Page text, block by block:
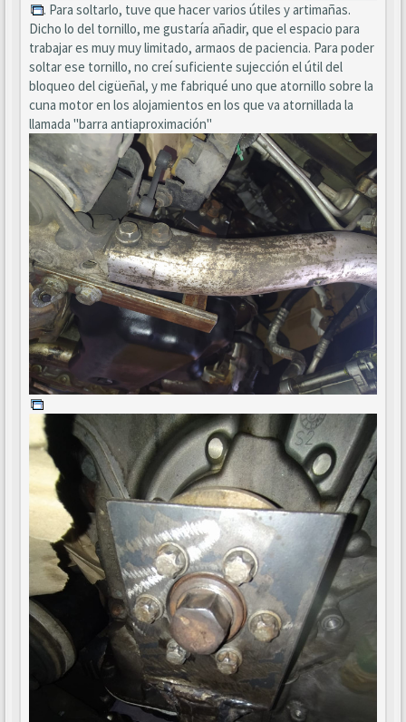
. Para soltarlo, tuve que hacer varios útiles y artimañas.
Dicho lo del tornillo, me gustaría añadir, que el espacio para
trabajar es muy muy limitado, armaos de paciencia. Para poder
soltar ese tornillo, no creí suficiente sujección el útil del
bloqueo del cigüeñal, y me fabriqué uno que atornillo sobre la
cuna motor en los alojamientos en los que va atornillada la
llamada "barra antiaproximación"